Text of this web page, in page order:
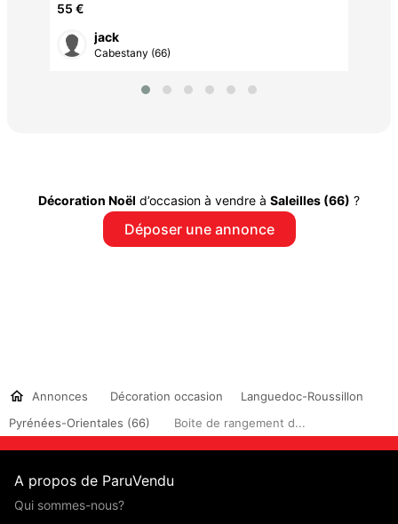
55 €
jack
Cabestany (66)
Décoration Noël d’occasion à vendre à Saleilles (66) ?
Déposer une annonce
Annonces Décoration occasion
Languedoc-Roussillon
Pyrénées-Orientales (66)
Boite de rangement d...
A propos de ParuVendu
Qui sommes-nous?